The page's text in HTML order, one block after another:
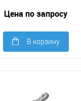
Цена по запросу
В корзину